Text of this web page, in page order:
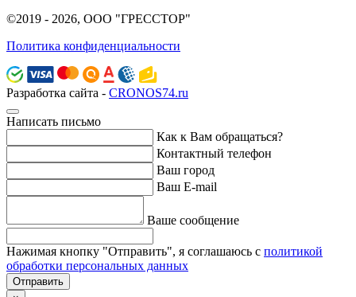
©2019 - 2026, ООО "ГРЕССТОР"
Политика конфиденциальности
Разработка сайта - CRONOS74.ru
Написать письмо
Как к Вам обращаться?
Контактный телефон
Ваш город
Ваш E-mail
Ваше сообщение
Нажимая кнопку "Отправить", я соглашаюсь с политикой
обработки персональных данных
Отправить